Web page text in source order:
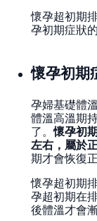
懷孕超初期
孕初期症狀
懷孕初期
孕婦基礎體
體溫高溫期
了。懷孕初
左右，屬於
期才會恢復
懷孕超初期
孕超初期在
後體溫才會